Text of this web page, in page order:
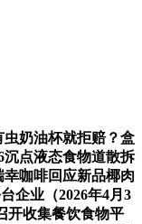
奶油杯就拒赔？盒
沉点液态食物道散拆
咖啡回应新品椰肉
企业（2026年4月3
开收集餐饮食物平